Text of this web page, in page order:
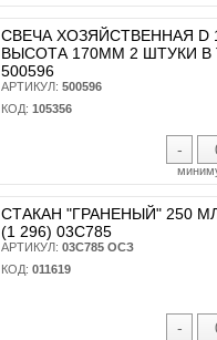
СВЕЧА ХОЗЯЙСТВЕННАЯ D
ВЫСОТА 170ММ 2 ШТУКИ В
500596
АРТИКУЛ: 500596
КОД: 105356
-
СТАКАН "ГРАНЕНЫЙ" 250
(1 296) 03С785
АРТИКУЛ: 03С785 ОСЗ
КОД: 011619
-